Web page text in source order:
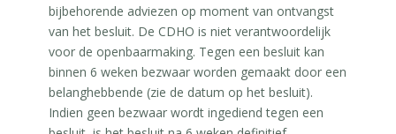
bijbehorende adviezen op moment van ontvangst
van het besluit. De CDHO is niet verantwoordelijk
voor de openbaarmaking. Tegen een besluit kan
binnen 6 weken bezwaar worden gemaakt door een
belanghebbende (zie de datum op het besluit).
Indien geen bezwaar wordt ingediend tegen een